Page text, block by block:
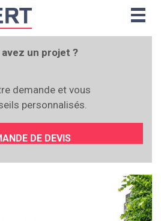
un projet ?
demande et vous
personnalisés.
DE DEVIS